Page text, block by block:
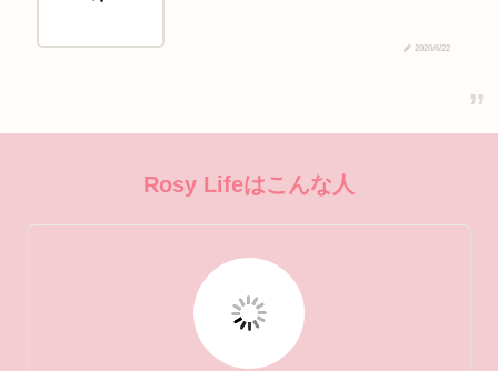
2020/6/22
Rosy Lifeはこんな人